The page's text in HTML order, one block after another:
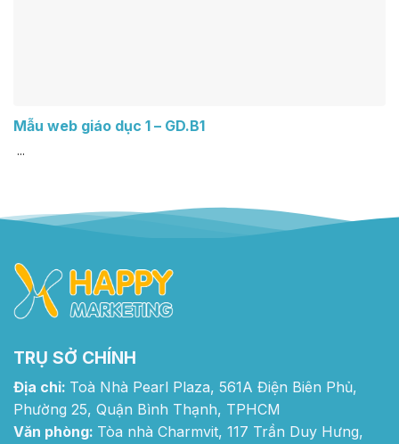
Mẫu web giáo dục 1 – GD.B1
...
TRỤ SỞ CHÍNH
Địa chỉ: Toà Nhà Pearl Plaza, 561A Điện Biên Phủ,
Phường 25, Quận Bình Thạnh, TPHCM
Văn phòng: Tòa nhà Charmvit, 117 Trần Duy Hưng,